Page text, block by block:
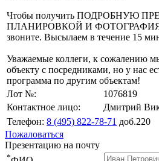
Чтобы получить ПОДРОБНУЮ
ПЛАНИРОВКОЙ И
звоните. Высылаем в течение 15
Уважаемые коллеги, к сожалению
объекту с посредниками, но у нас
программа по другим объектам!
Лот №:
1076819
Контактное лицо:
Дмитрий
Телефон: 8 (495) 822-78-71 доб.220
Пожаловаться
Презентацию на почту
*